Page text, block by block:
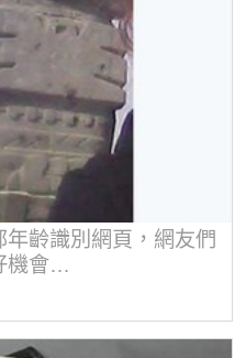
齡識別網頁，網友們
機會…